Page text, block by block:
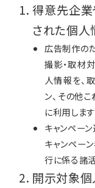
得意先企
された個
広告制作の
撮影・取材
人情報を、
ン、その他
に利用します
キャンペー
キャンペー
行に係る諸
開示対象